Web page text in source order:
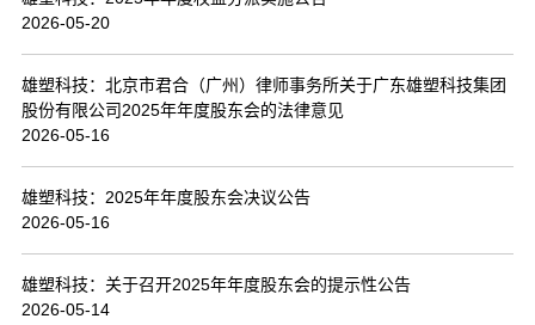
资讯中心
经典案例
联系我们
2026-05-20
雄塑科技：北京市君合（广州）律师事务所关于广东雄塑科技集团
股份有限公司2025年年度股东会的法律意见
2026-05-16
雄塑科技：2025年年度股东会决议公告
2026-05-16
雄塑科技：关于召开2025年年度股东会的提示性公告
2026-05-14